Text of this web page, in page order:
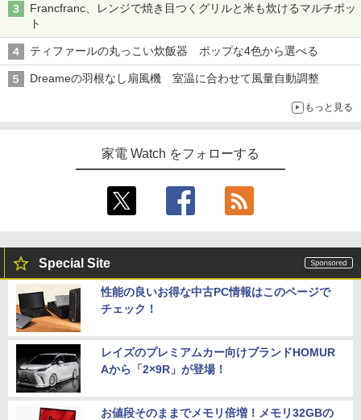
Francfranc、レンジで焼き目つくグリルと米も炊けるマルチポッ
ト
ティファールの丸っこい炊飯器 ポップな4色から選べる
Dreameの羽根なし扇風機 室温に合わせて風量自動調整
もっと見る
家電 Watch をフォローする
Special Site
性能の良いお得な中古PC情報はこのページで
チェック！
レイズのプレミアムカー向けブランドHOMUR
Aから「2×9R」が登場！
お値段そのままでメモリ倍増！メモリ32GBの